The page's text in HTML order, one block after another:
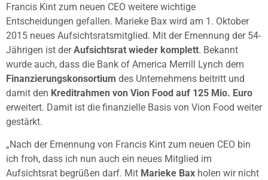
Francis Kint zum neuen CEO weitere wichtige
Entscheidungen gefallen. Marieke Bax wird am 1. Oktober
2015 neues Aufsichtsratsmitglied. Mit der Ernennung der 54-
Jährigen ist derAufsichtsrat wieder komplett. Bekannt
wurde auch, dass die Bank of America Merrill Lynch dem
Finanzierungskonsortium des Unternehmens beitritt und
damit den Kreditrahmen von Vion Food auf 125 Mio. Euro
erweitert. Damit ist die finanzielle Basis von Vion Food weiter
gestärkt.
„Nach der Ernennung von Francis Kint zum neuen CEO bin
ich froh, dass ich nun auch ein neues Mitglied im
Aufsichtsrat begrüßen darf. Mit Marieke Bax holen wir nicht